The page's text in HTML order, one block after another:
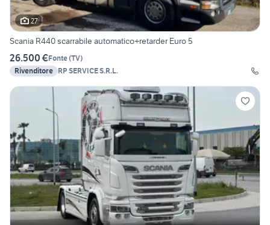
27
Scania R440 scarrabile automatico+retarder Euro 5
26.500 €Fonte(TV)
Rivenditore RP SERVICE S.R.L.